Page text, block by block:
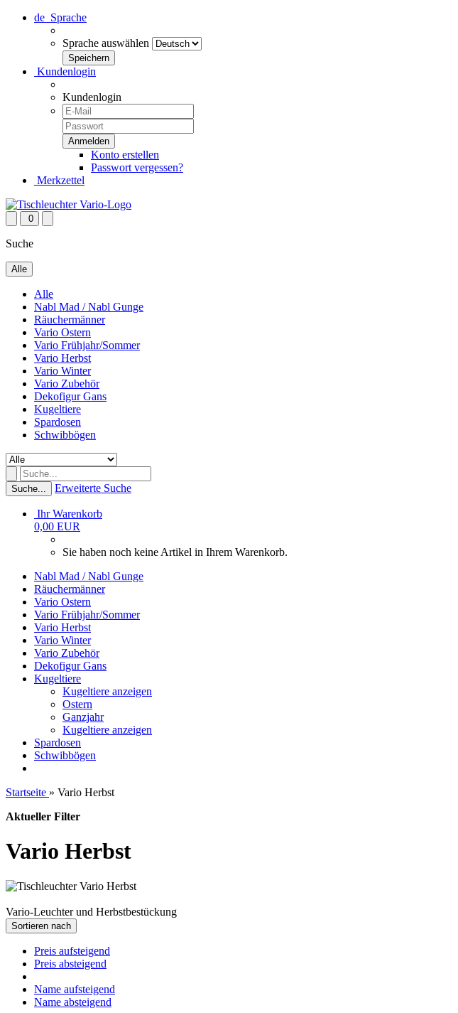
de Sprache
Sprache auswählen
Kundenlogin
Kundenlogin
Konto erstellen
Passwort vergessen?
Merkzettel
0
Suche
Alle
Alle
Nabl Mad / Nabl Gunge
Räuchermänner
Vario Ostern
Vario Frühjahr/Sommer
Vario Herbst
Vario Winter
Vario Zubehör
Dekofigur Gans
Kugeltiere
Spardosen
Schwibbögen
Suche... Erweiterte Suche
Ihr Warenkorb
0,00 EUR
Sie haben noch keine Artikel in Ihrem Warenkorb.
Nabl Mad / Nabl Gunge
Räuchermänner
Vario Ostern
Vario Frühjahr/Sommer
Vario Herbst
Vario Winter
Vario Zubehör
Dekofigur Gans
Kugeltiere
Kugeltiere anzeigen
Ostern
Ganzjahr
Kugeltiere anzeigen
Spardosen
Schwibbögen
Startseite » Vario Herbst
Aktueller Filter
Vario Herbst
Vario-Leuchter und Herbstbestückung
Sortieren nach
Preis aufsteigend
Preis absteigend
Name aufsteigend
Name absteigend